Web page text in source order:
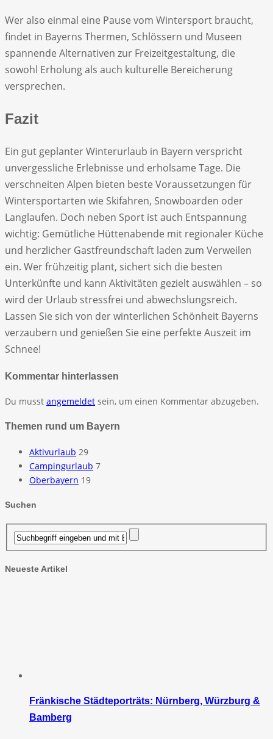
Wer also einmal eine Pause vom Wintersport braucht,
findet in Bayerns Thermen, Schlössern und Museen
spannende Alternativen zur Freizeitgestaltung, die
sowohl Erholung als auch kulturelle Bereicherung
versprechen.
Fazit
Ein gut geplanter Winterurlaub in Bayern verspricht
unvergessliche Erlebnisse und erholsame Tage. Die
verschneiten Alpen bieten beste Voraussetzungen für
Wintersportarten wie Skifahren, Snowboarden oder
Langlaufen. Doch neben Sport ist auch Entspannung
wichtig: Gemütliche Hüttenabende mit regionaler Küche
und herzlicher Gastfreundschaft laden zum Verweilen
ein. Wer frühzeitig plant, sichert sich die besten
Unterkünfte und kann Aktivitäten gezielt auswählen – so
wird der Urlaub stressfrei und abwechslungsreich.
Lassen Sie sich von der winterlichen Schönheit Bayerns
verzaubern und genießen Sie eine perfekte Auszeit im
Schnee!
Kommentar hinterlassen
Du musst angemeldet sein, um einen Kommentar abzugeben.
Themen rund um Bayern
Aktivurlaub 29
Campingurlaub 7
Oberbayern 19
Suchen
Neueste Artikel
Fränkische Städteporträts: Nürnberg, Würzburg &
Bamberg